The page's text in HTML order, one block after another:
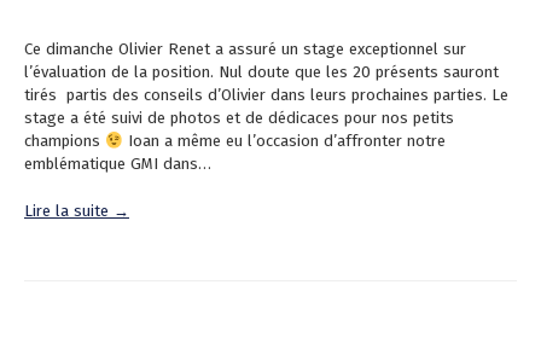
Ce dimanche Olivier Renet a assuré un stage exceptionnel sur
l’évaluation de la position. Nul doute que les 20 présents sauront
tirés partis des conseils d’Olivier dans leurs prochaines parties. Le
stage a été suivi de photos et de dédicaces pour nos petits
champions
Ioan a même eu l’occasion d’affronter notre
emblématique GMI dans…
Lire la suite →